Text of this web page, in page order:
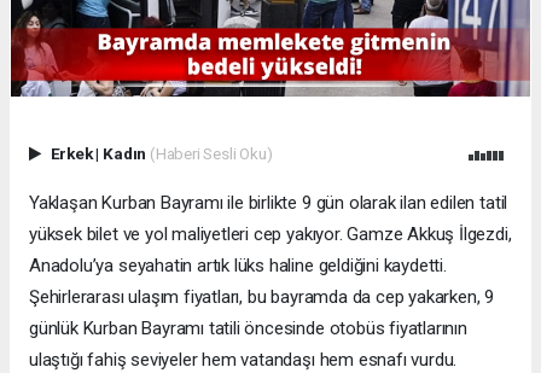
Erkek| Kadın (Haberi Sesli Oku)
Yaklaşan Kurban Bayramı ile birlikte 9 gün olarak ilan edilen tatil
yüksek bilet ve yol maliyetleri cep yakıyor. Gamze Akkuş İlgezdi,
Anadolu’ya seyahatin artık lüks haline geldiğini kaydetti.
Şehirlerarası ulaşım fiyatları, bu bayramda da cep yakarken, 9
günlük Kurban Bayramı tatili öncesinde otobüs fiyatlarının
ulaştığı fahiş seviyeler hem vatandaşı hem esnafı vurdu.